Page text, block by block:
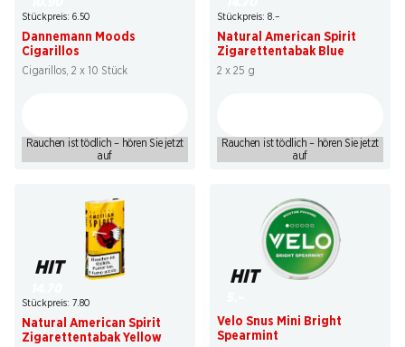
Stückpreis: 6.50
Dannemann Moods
Cigarillos
Cigarillos, 2 x 10 Stück
Rauchen ist tödlich – hören Sie jetzt
auf
Stückpreis: 8.–
Natural American Spirit
Zigarettentabak Blue
2 x 25 g
Rauchen ist tödlich – hören Sie jetzt
auf
HIT
Stückpreis: 7.80
Natural American Spirit
Zigarettentabak Yellow
HIT
Velo Snus Mini Bright
Spearmint